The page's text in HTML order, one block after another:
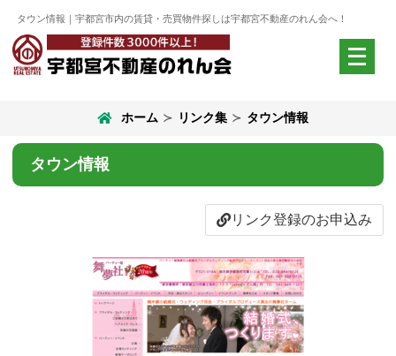
タウン情報｜宇都宮市内の賃貸・売買物件探しは宇都宮不動産のれん会へ！
メ
ニ
開
ホーム リンク集 タウン情報
タウン情報
リンク登録のお申込み